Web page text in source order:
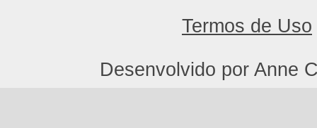
Termos de Uso
Desenvolvido por Anne